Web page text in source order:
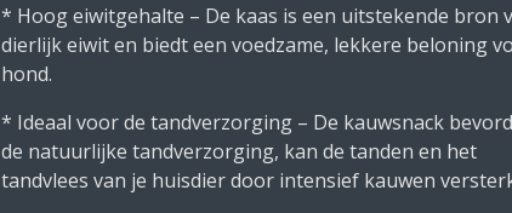
* Hoog eiwitgehalte – De kaas is een uitstekende bron
dierlijk eiwit en biedt een voedzame, lekkere beloning
hond.
* Ideaal voor de tandverzorging – De kauwsnack
de natuurlijke tandverzorging, kan de tanden en het
tandvlees van je huisdier door intensief kauwen